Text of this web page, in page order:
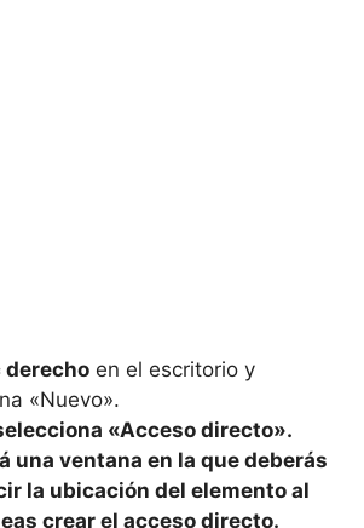
derecho en ⁢el escritorio y
«Nuevo».
«Acceso directo».
una ventana⁣ en la que ⁣deberás
la ubicación del elemento al
crear el acceso directo.